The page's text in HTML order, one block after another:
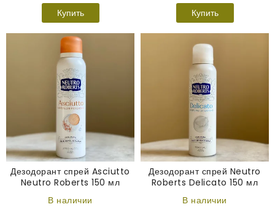
Купить
Купить
Дезодорант спрей Asciutto
Neutro Roberts 150 мл
В наличии
Дезодорант спрей Neutro
Roberts Delicato 150 мл
В наличии